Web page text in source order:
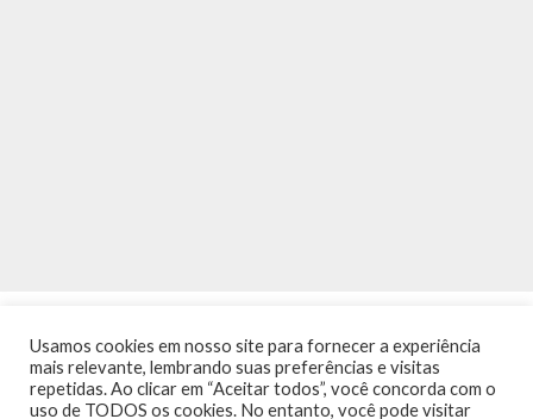
Usamos cookies em nosso site para fornecer a experiência
mais relevante, lembrando suas preferências e visitas
repetidas. Ao clicar em “Aceitar todos”, você concorda com o
uso de TODOS os cookies. No entanto, você pode visitar